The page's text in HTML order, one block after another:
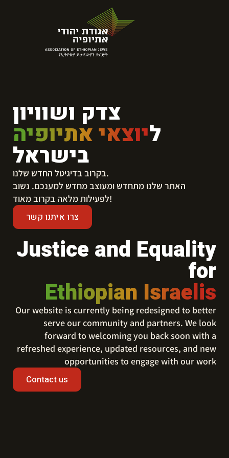
צדק ושוויון
ליוצאי אתיופיה
בישראל
בקרוב בדיגיטל החדש שלנו.
​האתר שלנו מתחדש ומעוצב מחדש למענכם. נשוב
לפעילות מלאה בקרוב מאוד!
צרו איתנו קשר
Justice and Equality
for
Ethiopian Israelis
Our website is currently being redesigned to better
serve our community and partners. We look
forward to welcoming you back soon with a
refreshed experience, updated resources, and new
opportunities to engage with our work
Contact us